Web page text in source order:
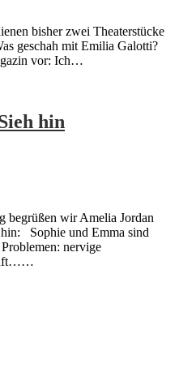
bisher zwei Theaterstücke
geschah mit Emilia Galotti?
vor: Ich…
hin
begrüßen wir Amelia Jordan
hin: Sophie und Emma sind
nervige